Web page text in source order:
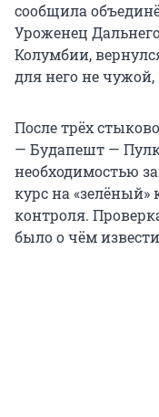
сообщила
Уроженец
Колумбии,
для него не
После трёх
— Будапешт —
необходимостью
курс на
контроля.
было о чём